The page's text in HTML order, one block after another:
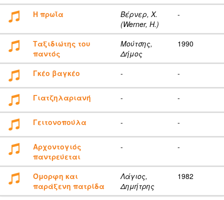
Η πρωΐα
Βέρνερ, Χ.
(Werner, H.)
-
Ταξιδιώτης του
παντός
Μούτσης,
Δήμος
1990
Γκέο βαγκέο - -
Γιατζηλαριανή - -
Γειτονοπούλα - -
Αρχοντογιός
παντρεύεται
- -
Όμορφη και
παράξενη πατρίδα
Λάγιος,
Δημήτρης
1982